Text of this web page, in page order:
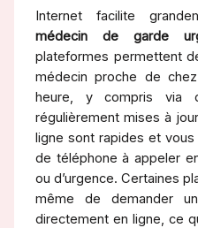
Internet facilite
médecin de garde
plateformes permettent
médecin proche de
heure, y compris via
régulièrement mises à
ligne sont rapides et
de téléphone à appeler
ou d’urgence. Certaines
même de demander
directement en ligne, ce